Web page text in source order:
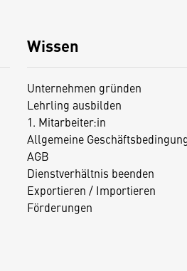
Wissen
Unternehmen gründen
Lehrling ausbilden
1. Mitarbeiter:in
Allgemeine
AGB
Dienstverhältnis beenden
Exportieren / Importieren
Förderungen